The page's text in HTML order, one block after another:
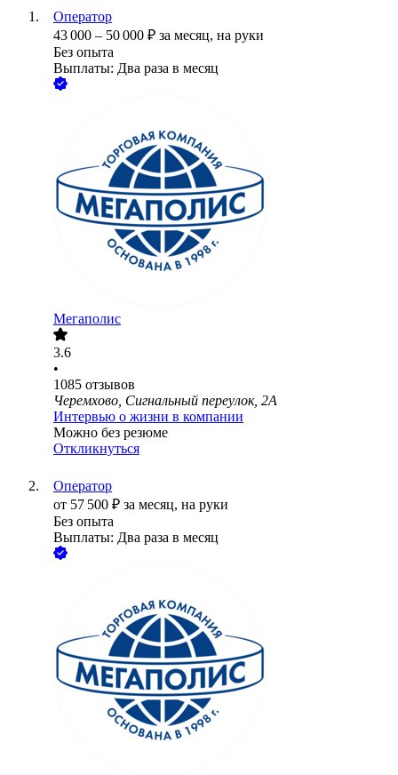
Оператор
43 000 – 50 000 ₽ за месяц, на руки
Без опыта
Выплаты: Два раза в месяц
Мегаполис
3.6
•
1085 отзывов
Черемхово, Сигнальный переулок, 2А
Интервью о жизни в компании
Можно без резюме
Откликнуться
Оператор
от 57 500 ₽ за месяц, на руки
Без опыта
Выплаты: Два раза в месяц